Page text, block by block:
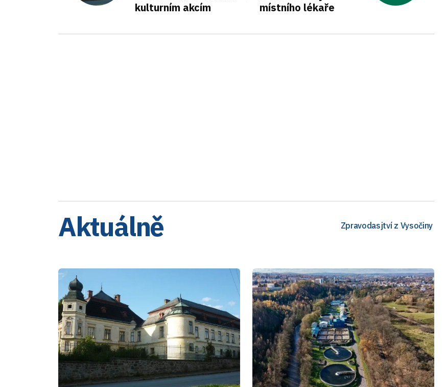
kulturním akcím
místního lékaře
Aktuálně Zpravodasjtví z Vysočiny